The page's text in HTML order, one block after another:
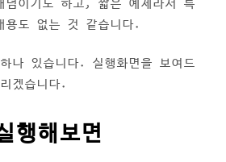
념이기도 하고, 짧은 예제라서 특
용도 없는 것 같습니다.
나 있습니다. 실행화면을 보여드
겠습니다.
행해보면